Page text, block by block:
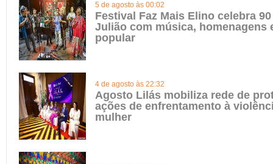
5 de agosto às 00:02
Festival Faz Mais Elino celebra
Julião com música, homenagens
popular
4 de agosto às 22:32
Agosto Lilás mobiliza rede de
ações de enfrentamento à
mulher